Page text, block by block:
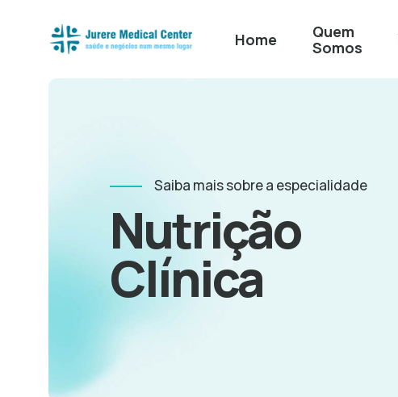
Home
Quem
Somos
Saiba mais sobre a especialidade
Nutrição
Clínica